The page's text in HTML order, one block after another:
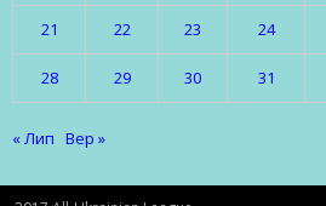
21 22 23 24
28 29 30 31
« Лип Вер »